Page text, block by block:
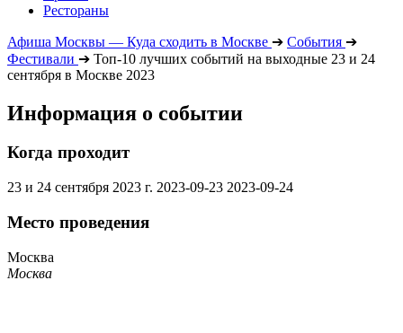
Рестораны
Афиша Москвы — Куда сходить в Москве ➔ События ➔
Фестивали ➔ Топ-10 лучших событий на выходные 23 и 24
сентября в Москве 2023
Информация о событии
Когда проходит
23 и 24 сентября 2023 г. 2023-09-23 2023-09-24
Место проведения
Москва
Москва